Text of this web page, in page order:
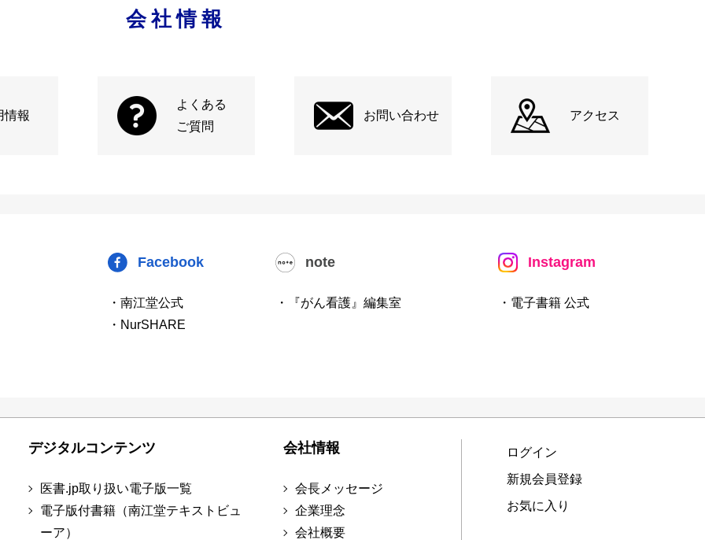
会社情報
情報
よくある
ご質問
お問い合わせ アクセス
Facebook
・南江堂公式
・NurSHARE
note
・『がん看護』編集室
Instagram
・電子書籍 公式
デジタルコンテンツ
医書.jp取り扱い電子版一覧
電子版付書籍（南江堂テキストビュ
ーア）
会社情報
会長メッセージ
企業理念
会社概要
ログイン
新規会員登録
お気に入り